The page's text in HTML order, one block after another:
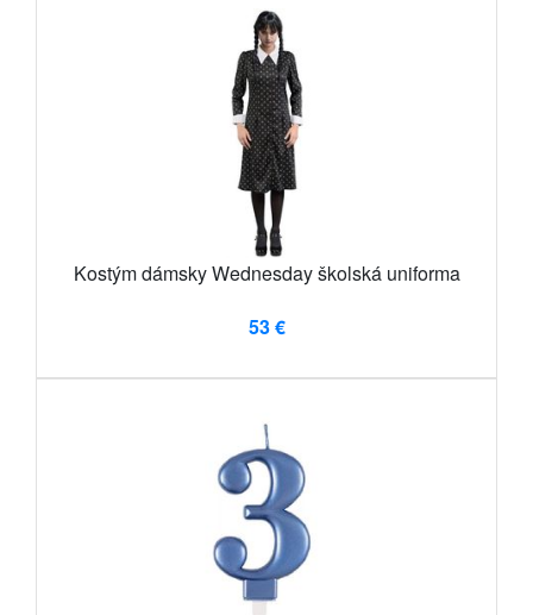
Kostým dámsky Wednesday školská uniforma
53 €